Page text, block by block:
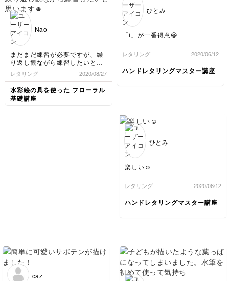
Nao
まだまだ練習が必要ですが、繰
り返し観ながら練習したいと思
います☻
レタリング 2020/08/27
水彩絵の具を使った フローラル
基礎講座
ひとみ
「i」が一番得意😆
レタリング 2020/06/12
ハンドレタリングマスター講座
ひとみ
楽しい☺️
レタリング 2020/06/12
ハンドレタリングマスター講座
caz